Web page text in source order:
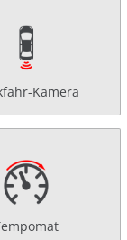
Kamera